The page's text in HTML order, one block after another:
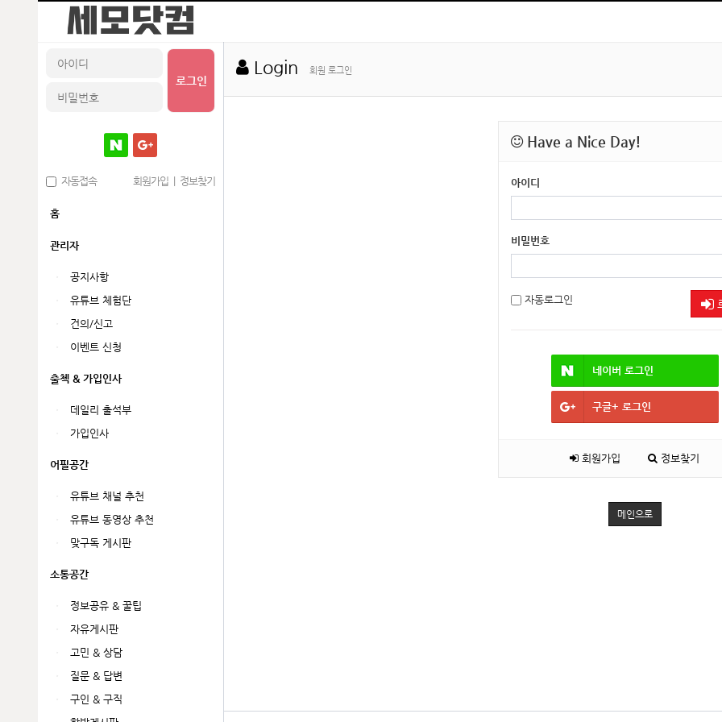
로그인
자동접속 회원가입 정보찾기
홈
관리자
공지사항
유튜브 체험단
건의/신고
이벤트 신청
출첵 & 가입인사
데일리 출석부
가입인사
어필공간
유튜브 채널 추천
유튜브 동영상 추천
맞구독 게시판
소통공간
정보공유 & 꿀팁
자유게시판
고민 & 상담
질문 & 답변
구인 & 구직
Login 회원 로그인
Have a Nice Day!
아이디
비밀번호
자동로그인
네이버 로그인
구글+ 로그인
회원가입 정보찾기
메인으로